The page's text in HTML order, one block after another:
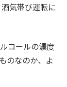
気帯び運転に
コールの濃度
のなのか、よ